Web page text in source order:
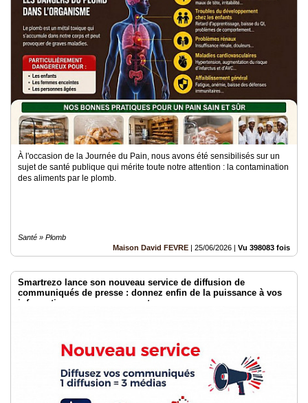
À l'occasion de la Journée du Pain, nous avons été sensibilisés sur un
sujet de santé publique qui mérite toute notre attention : la contamination
des aliments par le plomb.
Santé » Plomb
Maison David FEVRE | 25/06/2026 | Vu 398083 fois
Smartrezo lance son nouveau service de diffusion de
communiqués de presse : donnez enfin de la puissance à vos
informations sans engagement.